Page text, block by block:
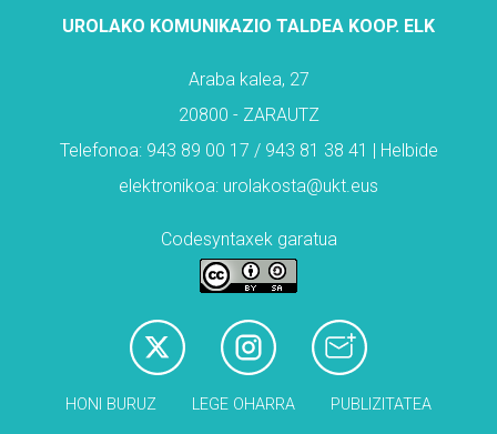
UROLAKO KOMUNIKAZIO TALDEA KOOP. ELK
Araba kalea, 27
20800 - ZARAUTZ
Telefonoa: 943 89 00 17 / 943 81 38 41 | Helbide
elektronikoa: urolakosta@ukt.eus
Codesyntaxek garatua
HONI BURUZ LEGE OHARRA PUBLIZITATEA